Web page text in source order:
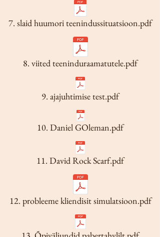
7. slaid huumori teenindussituatsioon.pdf
8. viited teeninduraamatutele.pdf
9. ajajuhtimise test.pdf
10. Daniel GOleman.pdf
11. David Rock Scarf.pdf
12. probleeme kliendisit simulatsioon.pdf